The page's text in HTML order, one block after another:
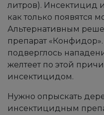
литров). Инсектицид
как только появятся
Альтернативным
препарат
подверглось
желтеет по этой
инсектицидом.
Нужно опрыскать
инсектицидным